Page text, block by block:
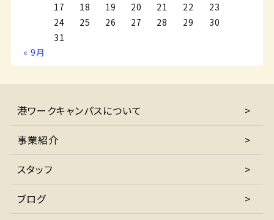
17
18 19 20 21 22
23
24
25 26 27 28 29
30
31
« 9月
港ワークキャンパスについて
事業紹介
スタッフ
ブログ